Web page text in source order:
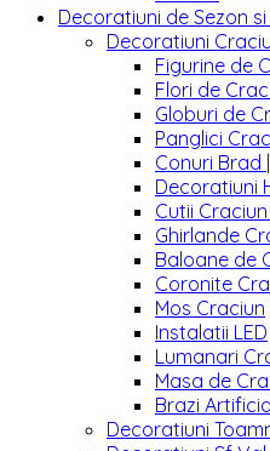
Decoratiuni de Sezon
Decoratiuni
Figurine de
Flori de
Globuri de
Panglici
Conuri Brad
Decoratiuni
Cutii
Ghirlande
Baloane de
Coronite
Mos Craciun
Instalatii LED
Lumanari
Masa de
Brazi
Decoratiuni